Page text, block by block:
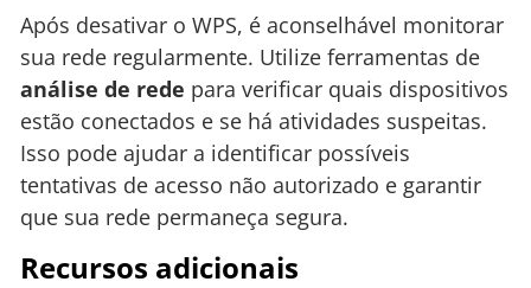
Após desativar o WPS, é aconselhável monitorar
sua rede regularmente. Utilize ferramentas de
análise de rede para verificar quais dispositivos
estão conectados e se há atividades suspeitas.
Isso pode ajudar a identificar possíveis
tentativas de acesso não autorizado e garantir
que sua rede permaneça segura.
Recursos adicionais